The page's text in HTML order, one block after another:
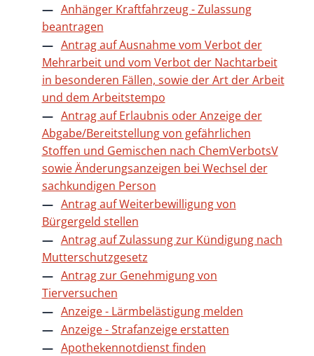
Anhänger Kraftfahrzeug - Zulassung
beantragen
Antrag auf Ausnahme vom Verbot der
Mehrarbeit und vom Verbot der Nachtarbeit
in besonderen Fällen, sowie der Art der Arbeit
und dem Arbeitstempo
Antrag auf Erlaubnis oder Anzeige der
Abgabe/Bereitstellung von gefährlichen
Stoffen und Gemischen nach ChemVerbotsV
sowie Änderungsanzeigen bei Wechsel der
sachkundigen Person
Antrag auf Weiterbewilligung von
Bürgergeld stellen
Antrag auf Zulassung zur Kündigung nach
Mutterschutzgesetz
Antrag zur Genehmigung von
Tierversuchen
Anzeige - Lärmbelästigung melden
Anzeige - Strafanzeige erstatten
Apothekennotdienst finden